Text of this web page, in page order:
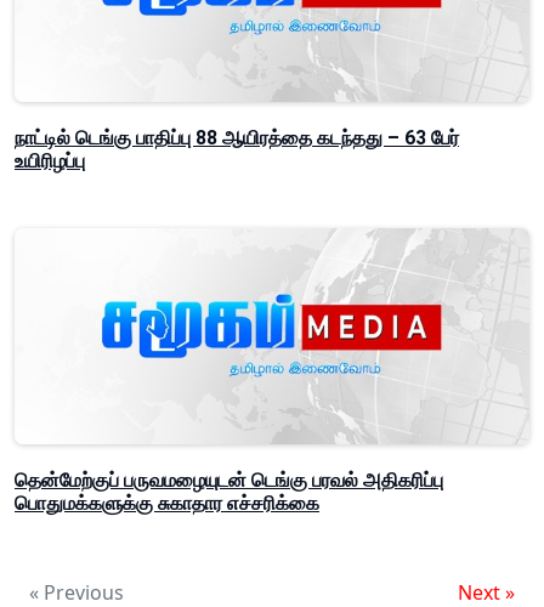
நாட்டில் டெங்கு பாதிப்பு 88 ஆயிரத்தை கடந்தது – 63 பேர்
உயிரிழப்பு
தென்மேற்குப் பருவமழையுடன் டெங்கு பரவல் அதிகரிப்பு
பொதுமக்களுக்கு சுகாதார எச்சரிக்கை
« Previous Next »